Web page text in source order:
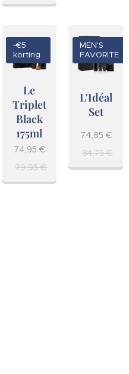
Le
Triplet
Black
175ml
-€5
korting
74,95 €
79,95€
L'Idéal
Set
MEN'S
FAVORITE
74,85 €
84,75€